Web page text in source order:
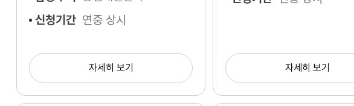
신청기간 연중 상시
자세히 보기 자세히 보기